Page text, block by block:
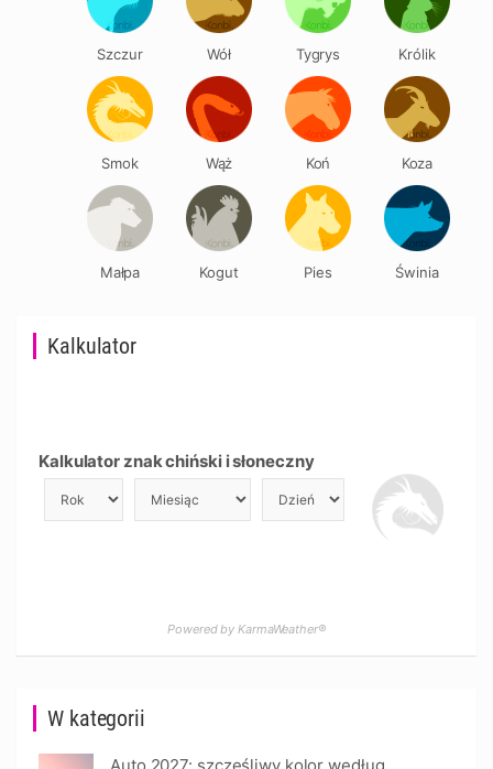
W kategorii
Kalkulator
Kalkulator znak chiński i słoneczny
Powered by KarmaWeather®
Szczur Wół Tygrys Królik
Smok Wąż Koń Koza
Małpa Kogut Pies Świnia